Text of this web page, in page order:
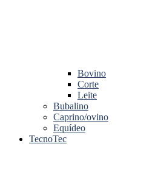
Bovino
Corte
Leite
Bubalino
Caprino/ovino
Equídeo
TecnoTec